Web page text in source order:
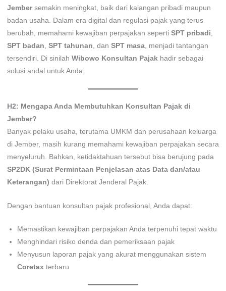
Jembersemakin meningkat, baik dari kalangan pribadi maupun
badan usaha. Dalam era digital dan regulasi pajak yang terus
berubah, memahami kewajiban perpajakan seperti SPT pribadi
SPT badan SPT tahunan , dan SPT masa, menjadi tantangan
tersendiri. Di sinilah Wibowo Konsultan Pajakhadir sebagai
solusi andal untuk Anda.
H2: Mengapa Anda Membutuhkan Konsultan Pajak di
Jember?
Banyak pelaku usaha, terutama UMKM dan perusahaan keluarga
di Jember, masih kurang memahami kewajiban perpajakan secara
menyeluruh. Bahkan, ketidaktahuan tersebut bisa berujung pada
SP2DK (Surat Permintaan Penjelasan atas Data dan/atau
Keterangan) dari Direktorat Jenderal Pajak.
Dengan bantuan konsultan pajak profesional, Anda dapat:
Memastikan kewajiban perpajakan Anda terpenuhi tepat waktu
Menghindari risiko denda dan pemeriksaan pajak
Menyusun laporan pajak yang akurat menggunakan sistem
Coretaxterbaru